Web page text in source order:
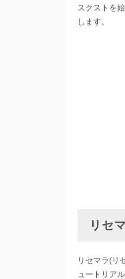
スクストを
します。
リセ
リセマラ(リ
ュートリア